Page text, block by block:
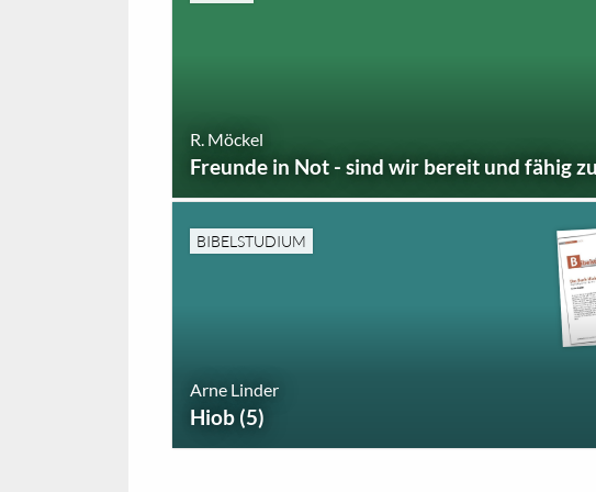
R. Möckel
Freunde in Not - sind wir bereit und fähig
BIBELSTUDIUM
Arne Linder
Hiob (5)